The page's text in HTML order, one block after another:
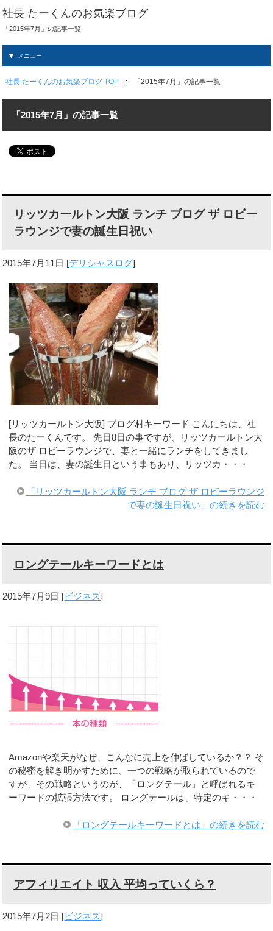
社長 たーくんのお気楽ブログ
「2015年7月」の記事一覧
メニュー
社長 たーくんのお気楽ブログ TOP 「2015年7月」の記事一覧
「2015年7月」の記事一覧
リッツカールトン大阪 ランチ ブログ ザ ロビー
ラウンジで妻の誕生日祝い
2015年7月11日 [デリシャスログ]
[リッツカールトン大阪] ブログ村キーワード こんにちは、社
長のたーくんです。 先日8日の事ですが、リッツカールトン大
阪のザ ロビーラウンジで、妻と一緒にランチをしてきまし
た。 当日は、妻の誕生日という事もあり、リッツカ・・・
「リッツカールトン大阪 ランチ ブログ ザ ロビーラウンジ
で妻の誕生日祝い」の続きを読む
ロングテールキーワードとは
2015年7月9日 [ビジネス]
Amazonや楽天がなぜ、こんなに売上を伸ばしているか？？ そ
の秘密を解き明かすために、一つの戦略が取られているので
すが、その戦略というのが、「ロングテール」と呼ばれるキ
ーワードの拡張方法です。 ロングテールは、特定のキ・・・
「ロングテールキーワードとは」の続きを読む
アフィリエイト 収入 平均っていくら？
2015年7月2日 [ビジネス]